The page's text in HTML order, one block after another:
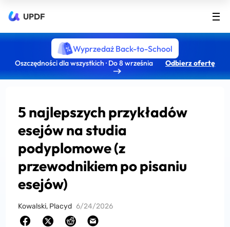
UPDF
Wyprzedaż Back-to-School
Oszczędności dla wszystkich · Do 8 września Odbierz ofertę
5 najlepszych przykładów
esejów na studia
podyplomowe (z
przewodnikiem po pisaniu
esejów)
Kowalski, Placyd 6/24/2026